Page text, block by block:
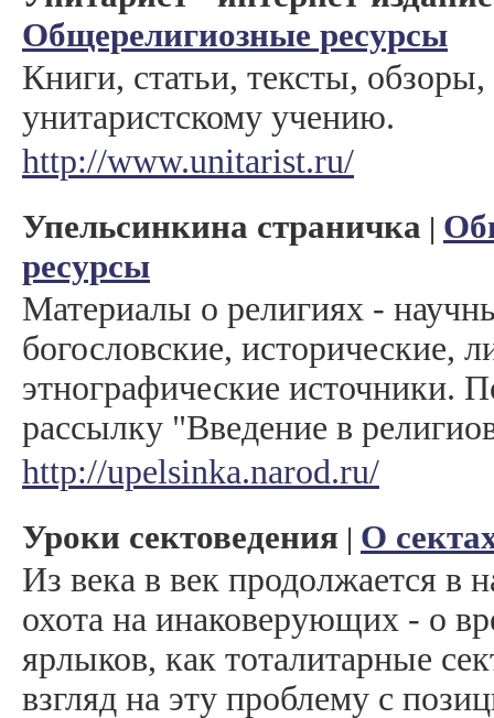
Общерелигиозные ресурсы
Книги, статьи, тексты,
унитаристскому учению.
http://www.unitarist.ru/
Упельсинкина страничка |
ресурсы
Материалы о религиях -
богословские, исторические,
этнографические источники.
рассылку "Введение в
http://upelsinka.narod.ru/
Уроки сектоведения | О
Из века в век продолжается в
охота на инаковерующих - о
ярлыков, как тоталитарные
взгляд на эту проблему с